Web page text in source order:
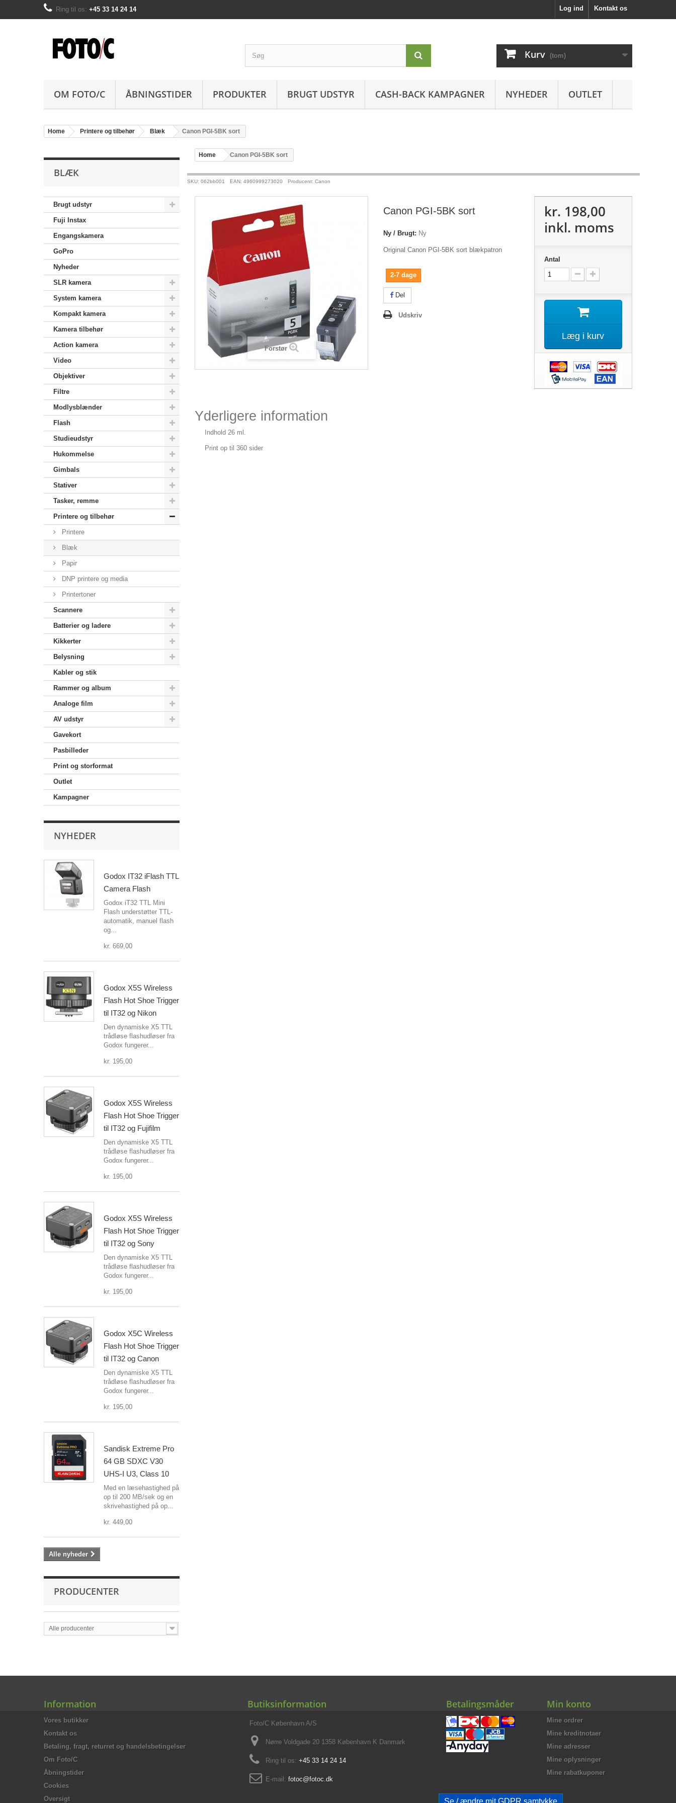
Kontakt os
Ring til os: +45 33 14 24 14 Log ind
Kurv (tom)
OM FOTO/C ÅBNINGSTIDER PRODUKTER BRUGT UDSTYR CASH-BACK KAMPAGNER NYHEDER OUTLET
Home Printere og tilbehør Blæk Canon PGI-5BK sort
BLÆK
Brugt udstyr
Fuji Instax
Engangskamera
GoPro
Nyheder
SLR kamera
System kamera
Kompakt kamera
Kamera tilbehør
Action kamera
Video
Objektiver
Filtre
Modlysblænder
Flash
Studieudstyr
Hukommelse
Gimbals
Stativer
Tasker, remme
Printere og tilbehør
Printere
Blæk
Papir
DNP printere og media
Printertoner
Scannere
Batterier og ladere
Kikkerter
Belysning
Kabler og stik
Rammer og album
Analoge film
AV udstyr
Gavekort
Pasbilleder
Print og storformat
Outlet
Kampagner
NYHEDER
Godox IT32 iFlash TTL
Camera Flash
Godox iT32 TTL Mini
Flash understøtter TTL-
automatik, manuel flash
og...
kr. 669,00
Godox X5S Wireless
Flash Hot Shoe Trigger
til IT32 og Nikon
Den dynamiske X5 TTL
trådløse flashudløser fra
Godox fungerer...
kr. 195,00
Godox X5S Wireless
Flash Hot Shoe Trigger
til IT32 og Fujifilm
Den dynamiske X5 TTL
trådløse flashudløser fra
Godox fungerer...
kr. 195,00
Godox X5S Wireless
Flash Hot Shoe Trigger
til IT32 og Sony
Den dynamiske X5 TTL
trådløse flashudløser fra
Godox fungerer...
kr. 195,00
Godox X5C Wireless
Flash Hot Shoe Trigger
til IT32 og Canon
Den dynamiske X5 TTL
trådløse flashudløser fra
Godox fungerer...
kr. 195,00
Sandisk Extreme Pro
64 GB SDXC V30
UHS-I U3, Class 10
Med en læsehastighed på
op til 200 MB/sek og en
skrivehastighed på op...
kr. 449,00
Alle nyheder
PRODUCENTER
Alle producenter
Home >Canon PGI-5BK sort
SKU: 062bb001 EAN: 4960999273020 Producent: Canon
Forstør
Canon PGI-5BK sort
Ny / Brugt: Ny
Original Canon PGI-5BK sort blækpatron
2-7 dage
Del
Udskriv
kr. 198,00
inkl. moms
Antal
Læg i kurv
Yderligere information
Indhold 26 ml.
Print op til 360 sider
Information
Vores butikker
Kontakt os
Betaling, fragt, returret og handelsbetingelser
Om Foto/C
Åbningstider
Cookies
Oversigt
Butiksinformation
Foto/C København A/S
Nørre Voldgade 20 1358 København K Danmark
Ring til os: +45 33 14 24 14
E-mail: fotoc@fotoc.dk
Betalingsmåder Min konto
Mine ordrer
Mine kreditnotaer
Mine adresser
Mine oplysninger
Mine rabatkuponer
Se / ændre mit GDPR samtykke